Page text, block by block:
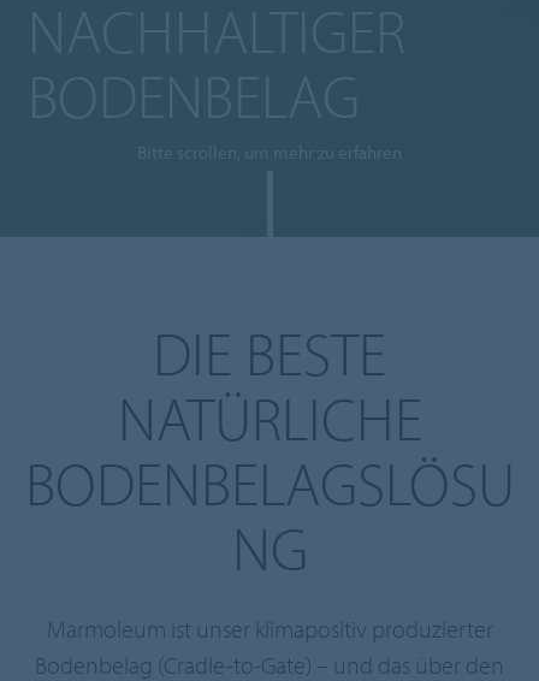
NACHHALTIGER
BODENBELAG
Bitte scrollen, um mehr zu erfahren
DIE BESTE
NATÜRLICHE
BODENBELAGSLÖSU
NG
Marmoleum ist unser klimapositiv produzierter
Bodenbelag (Cradle-to-Gate) – und das über den